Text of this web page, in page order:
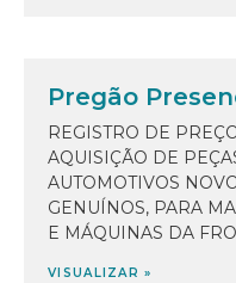
Pregão
REGISTRO DE
AQUISIÇÃO DE
AUTOMOTIVOS
GENUÍNOS, PARA
E MÁQUINAS DA
VISUALIZAR »